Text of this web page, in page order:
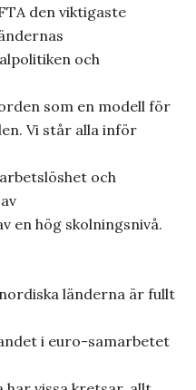
den viktigaste
och
som en modell för
Vi står alla inför
och
en hög skolningsnivå.
länderna är fullt
i euro-samarbetet